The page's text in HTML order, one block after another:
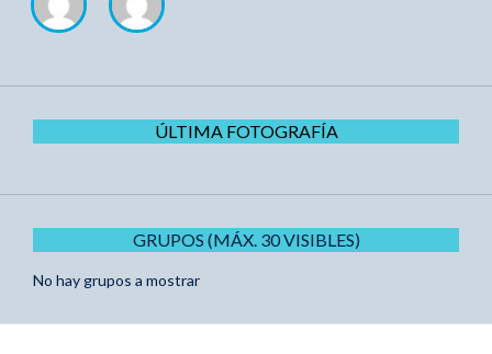
ÚLTIMA FOTOGRAFÍA
GRUPOS (MÁX. 30 VISIBLES)
No hay grupos a mostrar